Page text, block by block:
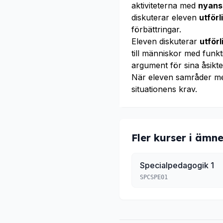
aktiviteterna med
diskuterar eleven
förbättringar.
Eleven diskuterar
till människor med
argument för sina
När eleven samråder
situationens krav.
Fler kurser i
Specialpedagogik 1
SPCSPE01